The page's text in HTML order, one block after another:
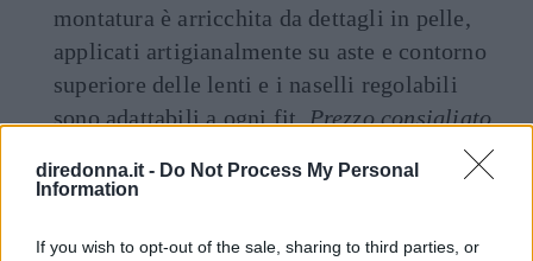
diredonna.it - Do Not Process My Personal
Information
If you wish to opt-out of the sale, sharing to third parties, or
montatura è arricchita da dettagli in pelle,
applicati artigianalmente su aste e contorno
superiore delle lenti e i naselli regolabili
sono adattabili a ogni fit.Prezzo consigliato